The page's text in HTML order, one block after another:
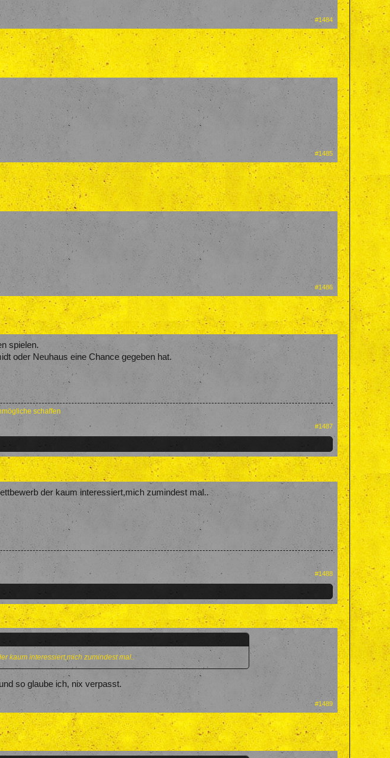
#1484
#1485
#1486
spielen.
oder Neuhaus eine Chance gegeben hat.
schaffen
#1487
der kaum interessiert,mich zumindest mal..
#1488
kaum interessiert,mich zumindest mal..
so glaube ich, nix verpasst.
#1489